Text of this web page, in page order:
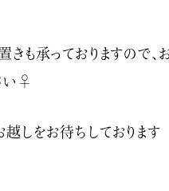
きも承っておりますので、
い‍♀️
しをお待ちしております